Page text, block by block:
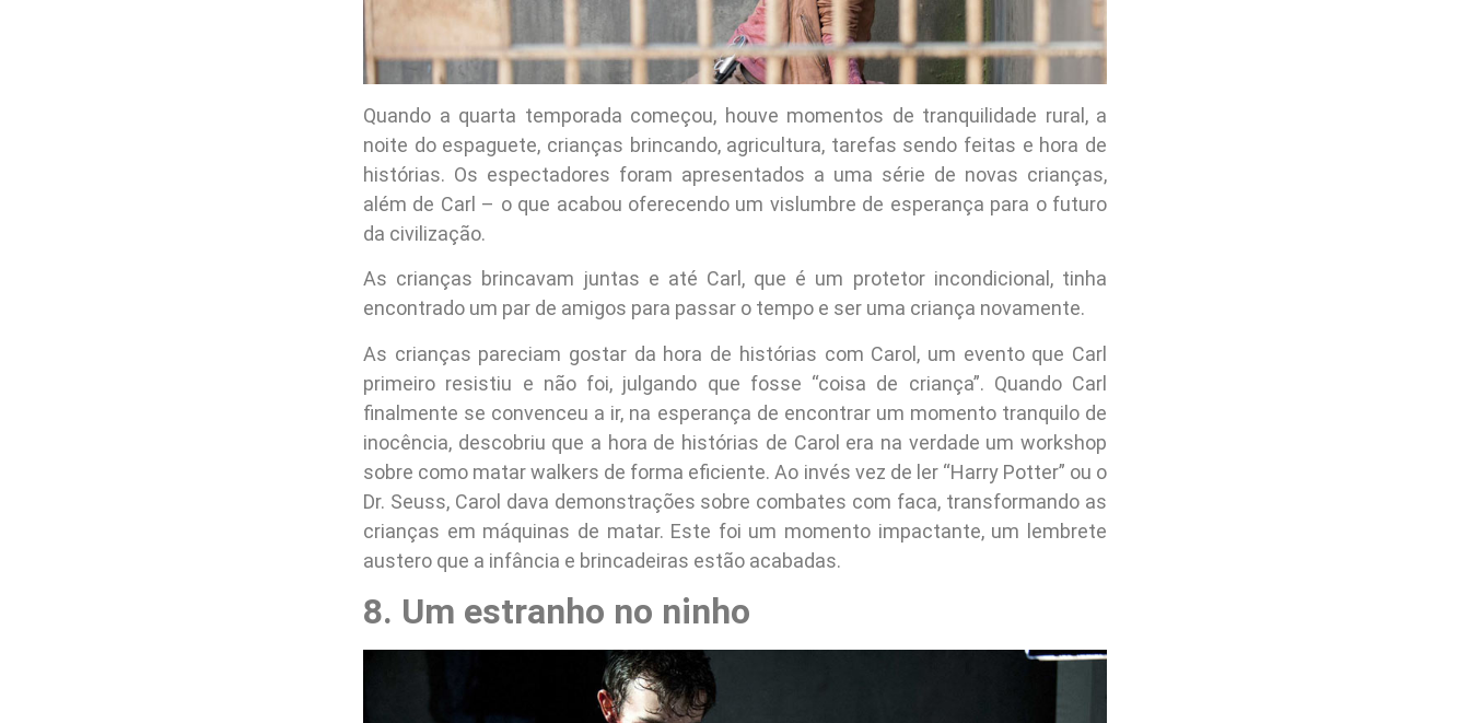
Quando a quarta temporada começou, houve momentos de tranquilidade rural, a
noite do espaguete, crianças brincando, agricultura, tarefas sendo feitas e hora de
histórias. Os espectadores foram apresentados a uma série de novas crianças,
além de Carl – o que acabou oferecendo um vislumbre de esperança para o futuro
da civilização.
As crianças brincavam juntas e até Carl, que é um protetor incondicional, tinha
encontrado um par de amigos para passar o tempo e ser uma criança novamente.
As crianças pareciam gostar da hora de histórias com Carol, um evento que Carl
primeiro resistiu e não foi, julgando que fosse “coisa de criança”. Quando Carl
finalmente se convenceu a ir, na esperança de encontrar um momento tranquilo de
inocência, descobriu que a hora de histórias de Carol era na verdade um workshop
sobre como matar walkers de forma eficiente. Ao invés vez de ler “Harry Potter” ou o
Dr. Seuss, Carol dava demonstrações sobre combates com faca, transformando as
crianças em máquinas de matar. Este foi um momento impactante, um lembrete
austero que a infância e brincadeiras estão acabadas.
8. Um estranho no ninho